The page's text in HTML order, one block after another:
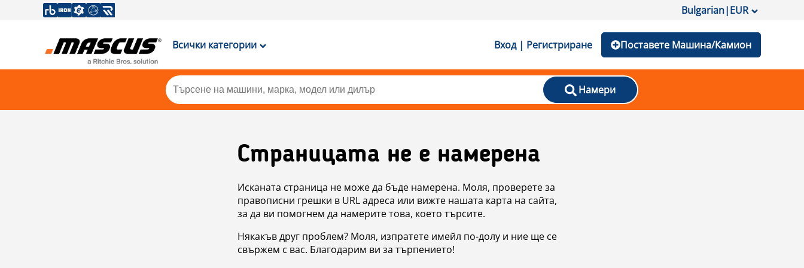
Bulgarian|EUR
Всички категории Вход | Регистриране Поставете Машина/Камион
Намери
Страницата не е намерена
Исканата страница не може да бъде намерена. Моля, проверете за
правописни грешки в URL адреса или вижте нашата карта на сайта,
за да ви помогнем да намерите това, което търсите.
Някакъв друг проблем? Моля, изпратете имейл по-долу и ние ще се
свържем с вас. Благодарим ви за търпението!